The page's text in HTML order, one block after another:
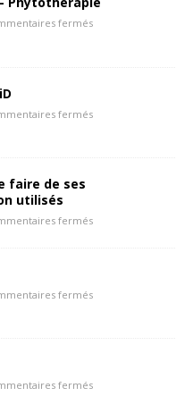
fermés
fermés
faire de ses
utilisés
fermés
fermés
fermés